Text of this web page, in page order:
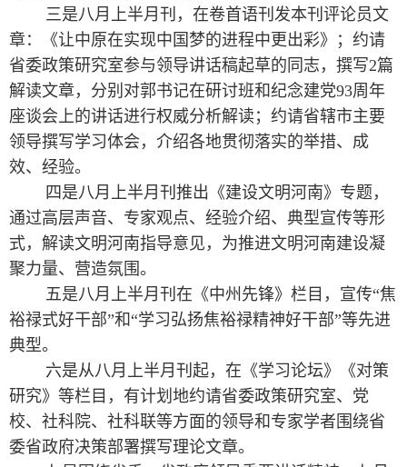
三是八月上半月刊，在卷首语刊发本刊评论员文
章：《让中原在实现中国梦的进程中更出彩》；约请
省委政策研究室参与领导讲话稿起草的同志，撰写2篇
解读文章，分别对郭书记在研讨班和纪念建党93周年
座谈会上的讲话进行权威分析解读；约请省辖市主要
领导撰写学习体会，介绍各地贯彻落实的举措、成
效、经验。
四是八月上半月刊推出《建设文明河南》专题，
通过高层声音、专家观点、经验介绍、典型宣传等形
式，解读文明河南指导意见，为推进文明河南建设凝
聚力量、营造氛围。
五是八月上半月刊在《中州先锋》栏目，宣传“焦
裕禄式好干部”和“学习弘扬焦裕禄精神好干部”等先进
典型。
六是从八月上半月刊起，在《学习论坛》《对策
研究》等栏目，有计划地约请省委政策研究室、党
校、社科院、社科联等方面的领导和专家学者围绕省
委省政府决策部署撰写理论文章。